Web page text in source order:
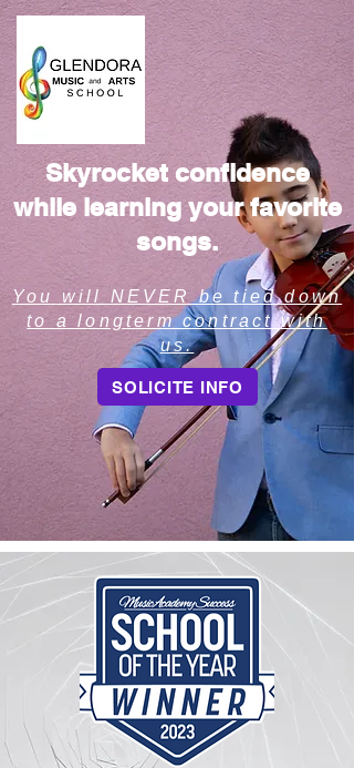
Skyrocket confidence
while learning your favorite
songs.
You will NEVER be tied down
to a longterm contract with
us.
SOLICITE INFO